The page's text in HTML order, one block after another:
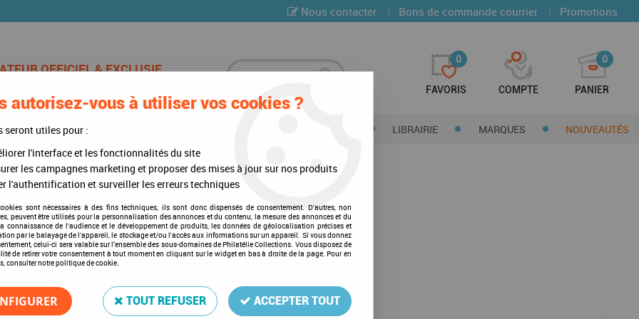
Nous contacter | Bons de commande courrier | Promotions
0
FAVORIS COMPTE
0
PANIER
DE CHAMPAGNE LIBRAIRIE MARQUES NOUVEAUTÉS
Bolivie
autorisez-vous à utiliser vos cookies ?
seront utiles pour :
l'interface et les fonctionnalités du site
les campagnes marketing et proposer des mises à jour sur nos produits
l'authentification et surveiller les erreurs techniques
sont nécessaires à des fins techniques, ils sont donc dispensés de consentement. D'autres, non
peuvent être utilisés pour la personnalisation des annonces et du contenu, la mesure des annonces et du
connaissance de l'audience et le développement de produits, les données de géolocalisation précises et
par le balayage de l'appareil, le stockage et/ou l'accès aux informations sur un appareil. Si vous donnez
celui-ci sera valable sur l’ensemble des sous-domaines de Philatélie Collections. Vous disposez de
de retirer votre consentement à tout moment en cliquant sur le widget en bas à droite de la page. Pour en
consulter notre politique de cookie.
TOUT REFUSER ACCEPTER TOUT